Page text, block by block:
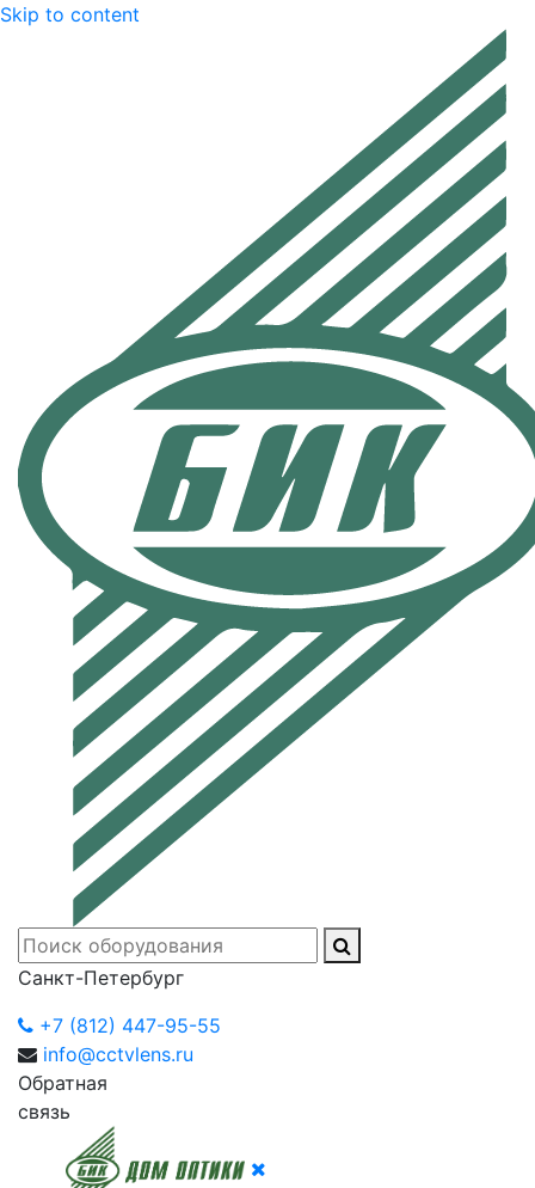
Skip to content
Санкт-Петербург
+7 (812) 447-95-55
info@cctvlens.ru
Обратная
связь